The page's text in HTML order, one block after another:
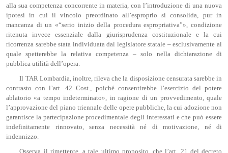
alla sua competenza concorrente in materia, con l’introduzione di una nuova
ipotesi in cui il vincolo preordinato all’esproprio si consolida, pur in
mancanza di un «“serio inizio della procedura espropriativa”», condizione
ritenuta invece essenziale dalla giurisprudenza costituzionale e la cui
ricorrenza sarebbe stata individuata dal legislatore statale – esclusivamente al
quale spetterebbe la relativa competenza – solo nella dichiarazione di
pubblica utilità dell’opera.
Il TAR Lombardia, inoltre, rileva che la disposizione censurata sarebbe in
contrasto con l’art. 42 Cost., poiché consentirebbe l’esercizio del potere
ablatorio «a tempo indeterminato», in ragione di un provvedimento, quale
l’approvazione del piano triennale delle opere pubbliche, la cui adozione non
garantisce la partecipazione procedimentale degli interessati e che può essere
indefinitamente rinnovato, senza necessità né di motivazione, né di
indennizzo.
Osserva il rimettente, a tale ultimo proposito, che l’art. 21 del decreto